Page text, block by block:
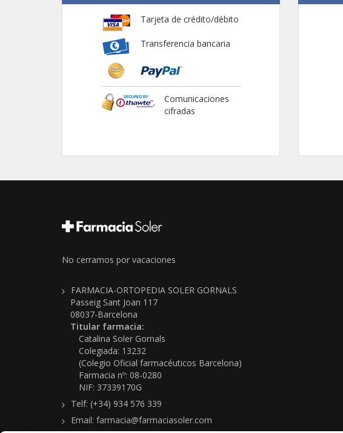
Tarjeta de crédito/débito
Transferencia bancaria
Comunicaciones
cifradas
No cerramos por vacaciones
FARMACIA-ORTOPEDIA SOLER GORNALS
Passeig Sant Joan 117
08037-Barcelona
Titular farmacia:
Catalina Soler Gornals
Colegiada: 13232
(Colegio Oficial farmacéuticos Barcelona)
Farmacia nº: 08-0280
NIF: 37339170G
Telf: (+34) 934 576 339
Email: farmacia@farmaciasoler.com